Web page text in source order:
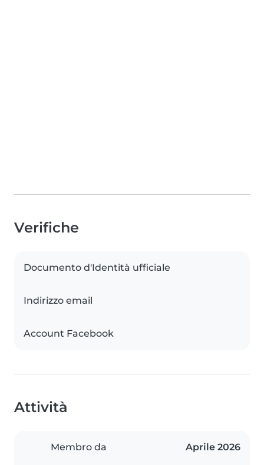
Verifiche
Documento d'Identità ufficiale
Indirizzo email
Account Facebook
Attività
Membro da Aprile 2026